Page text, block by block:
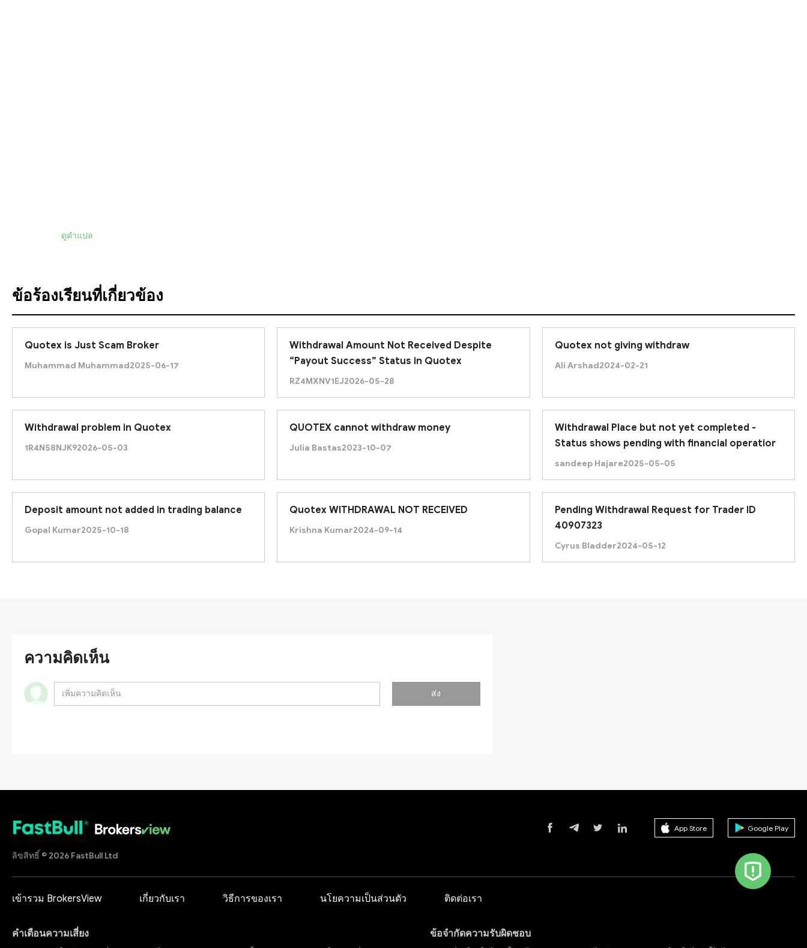
ดูคำแปล
ข้อร้องเรียนที่เกี่ยวข้อง
Quotex is Just Scam Broker
Muhammad Muhammad2025-06-17
Withdrawal Amount Not Received Despite
“Payout Success” Status in Quotex
RZ4MXNV1EJ2026-05-28
Quotex not giving withdraw
Ali Arshad2024-02-21
Withdrawal problem in Quotex
1R4N58NJK92026-05-03
QUOTEX cannot withdraw money
Julia Bastas2023-10-07
Withdrawal Place but not yet completed -
Status shows pending with financial operatior
sandeep Hajare2025-05-05
Deposit amount not added in trading balance
Gopal Kumar2025-10-18
Quotex WITHDRAWAL NOT RECEIVED
Krishna Kumar2024-09-14
Pending Withdrawal Request for Trader ID
40907323
Cyrus Bladder2024-05-12
ความคิดเห็น
ส่ง
ลิขสิทธิ์ © 2026 FastBull Ltd
App Store Google Play
เข้ารวม BrokersView เกี่ยวกับเรา วิธีการของเรา นโยความเป็นส่วนตัว ติดต่อเรา
คำเตือนความเสี่ยง ข้อจำกัดความรับผิดชอบ